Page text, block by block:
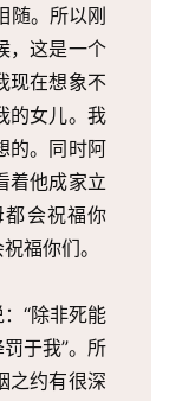
。所以刚
，这是一个
现在想象不
的女儿。我
的。同时阿
着他成家立
会祝福你
福你们。
“除非死能
于我”。所
之约有很深